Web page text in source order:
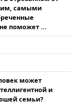
самыми
поможет ...
может
и
семьи?